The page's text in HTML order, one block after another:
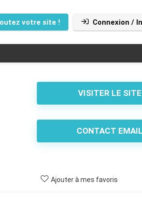
votre site ! Connexion /
VISITER LE SITE
CONTACT EMAIL
Ajouter à mes favoris